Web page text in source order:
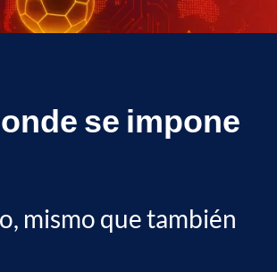
se impone
mismo que también